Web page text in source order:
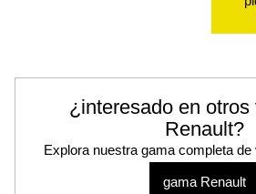
¿interesado en
Renault?
Explora nuestra gama completa
gama Renault